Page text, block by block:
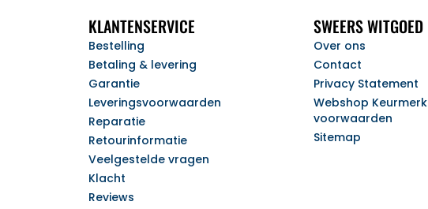
KLANTENSERVICE
Bestelling
Betaling & levering
Garantie
Leveringsvoorwaarden
Reparatie
Retourinformatie
Veelgestelde vragen
Klacht
Reviews
SWEERS WITGOED
Over ons
Contact
Privacy Statement
Webshop Keurmerk
voorwaarden
Sitemap